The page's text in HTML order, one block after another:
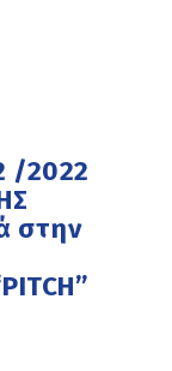
/2022
στην